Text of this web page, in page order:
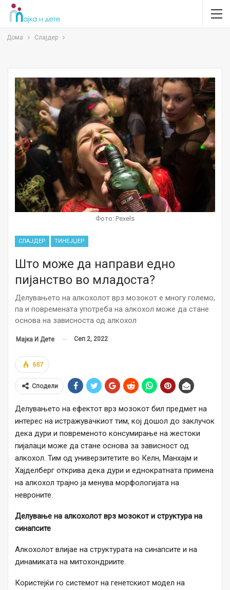
Дома Слајдер
Фото: Pexels
СЛАЈДЕР ТИНЕЈЏЕР
Што може да направи едно
пијанство во младоста?
Делувањето на алкохолот врз мозокот е многу големо,
па и повремената употреба на алкохол може да стане
основа на зависноста од алкохол
Мајка И Дете Сеп 2, 2022
687
Сподели
Делувањето на ефектот врз мозокот бил предмет на
интерес на истражувачкиот тим, кој дошол до заклучок
дека дури и повременото консумирање на жестоки
пијалаци може да стане основа за зависност од
алкохол. Тим од универзитетите во Келн, Манхајм и
Хајделберг открива дека дури и еднократната примена
на алкохол трајно ја менува морфологијата на
невроните.
Делување на алкохолот врз мозокот и структура на
синапсите
Алкохолот влијае на структурата на синапсите и на
динамиката на митохондриите.
Користејќи го системот на генетскиот модел на